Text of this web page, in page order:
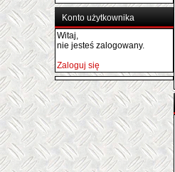
Konto użytkownika
Witaj,
nie jesteś zalogowany.
Zaloguj się